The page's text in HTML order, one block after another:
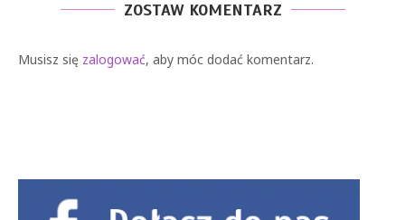
ZOSTAW KOMENTARZ
Musisz się zalogować, aby móc dodać komentarz.